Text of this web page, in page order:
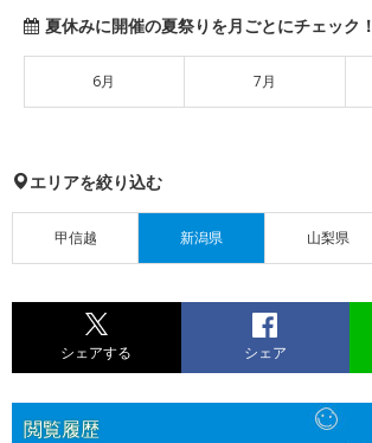
夏休みに開催の夏祭りを月ごとにチェック！
6月 7月
エリアを絞り込む
甲信越 新潟県 山梨県
シェアする シェア
閲覧履歴